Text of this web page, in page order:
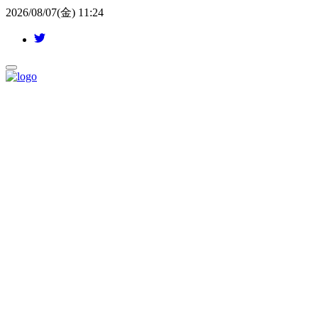
2026/08/07(金) 11:24